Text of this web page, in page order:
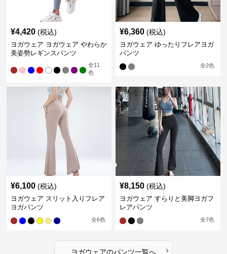
¥4,420 (税込)
ヨガウェア ヨガウェア やわらか
美姿勢レギンスパンツ
全11
色
¥6,360 (税込)
ヨガウェア ゆったりフレアヨガ
パンツ
全2色
¥6,100 (税込)
ヨガウェア スリット入りフレア
ヨガパンツ
全6色
¥8,150 (税込)
ヨガウェア すらりと美脚ヨガフ
レアパンツ
全7色
ヨガウェアのパンツ一覧へ ›